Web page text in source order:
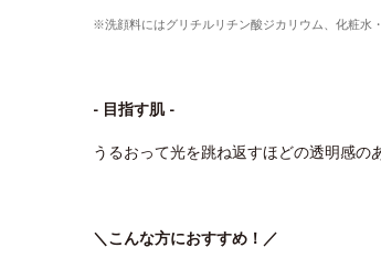
※洗顔料にはグリチルリチン酸ジカリウム、化粧水
- 目指す肌 -
うるおって光を跳ね返すほどの透明感の
＼こんな方におすすめ！／